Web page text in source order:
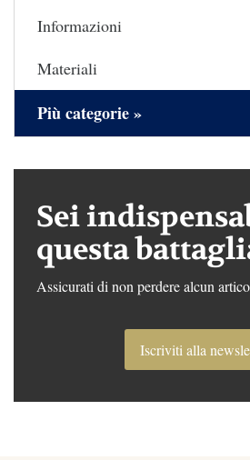
Informazioni
Materiali
Più categorie »
Sei
questa
Assicurati di non perdere alcun
Iscriviti alla